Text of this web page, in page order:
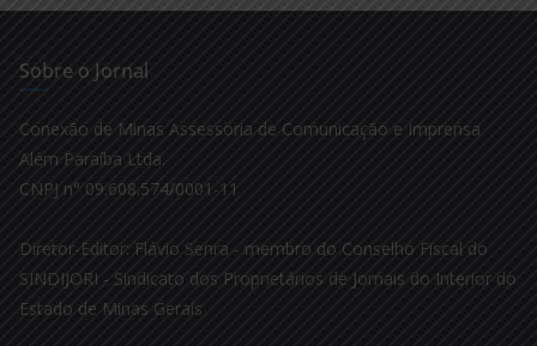
Sobre o Jornal
Conexão de Minas Assessoria de Comunicação e Imprensa
Além Paraíba Ltda.
CNPJ n° 09.608.574/0001-11
Diretor-Editor: Flávio Senra - membro do Conselho Fiscal do
SINDIJORI - Sindicato dos Proprietários de Jornais do Interior do
Estado de Minas Gerais